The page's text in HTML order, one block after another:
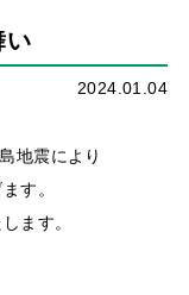
い
2024.01.04
地震により
す。
ます。